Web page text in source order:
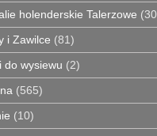
holenderskie Talerzowe
i Zawilce (81)
do wysiewu (2)
(565)
(10)